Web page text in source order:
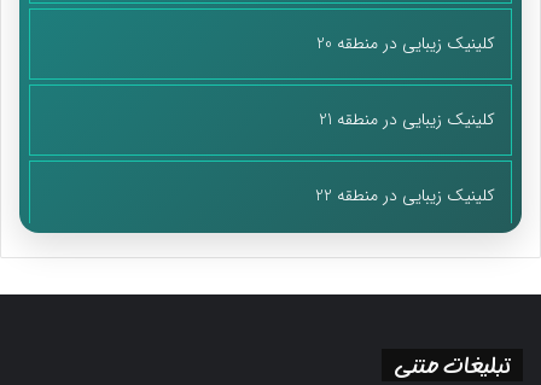
کلینیک زیبایی در منطقه 20
کلینیک زیبایی در منطقه 21
کلینیک زیبایی در منطقه 22
تبلیغات متنی